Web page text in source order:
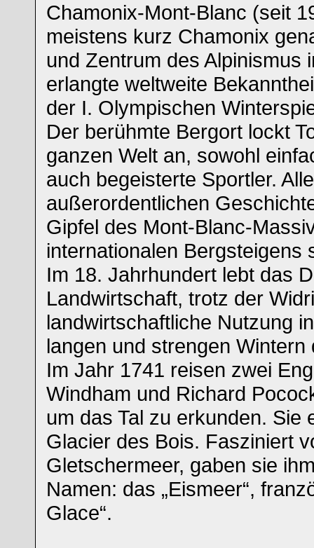
Chamonix-Mont-Blanc (seit
meistens kurz Chamonix
und Zentrum des Alpinismus
erlangte weltweite
der I. Olympischen
Der berühmte Bergort lockt
ganzen Welt an, sowohl
auch begeisterte Sportler.
außerordentlichen
Gipfel des Mont-Blanc-
internationalen Bergsteigens
Im 18. Jahrhundert lebt das
Landwirtschaft, trotz der
landwirtschaftliche Nutzung
langen und strengen Wintern
Im Jahr 1741 reisen zwei
Windham und Richard
um das Tal zu erkunden. Sie
Glacier des Bois. Fasziniert
Gletschermeer, gaben sie
Namen: das „Eismeer“,
Glace“.